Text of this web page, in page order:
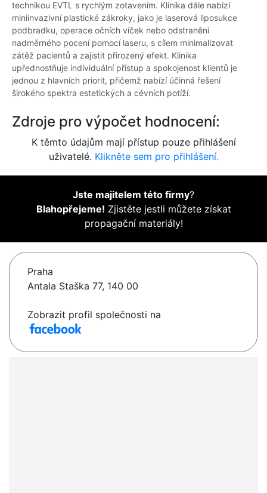
technikou EVTL s rychlým zotavením. Klinika dále nabízí
miniinvazivní plastické zákroky, jako je laserová liposukce
podbradku, operace očních víček nebo odstranění
nadměrného pocení pomocí laseru, s cílem minimalizovat
zátěž pacientů a zajistit přirozený efekt. Klinika
upřednostňuje individuální přístup a spokojenost klientů je
jednou z hlavních priorit, přičemž nabízí účinná řešení
širokého spektra estetických a cévních potíží.
Zdroje pro výpočet hodnocení:
K těmto údajům mají přístup pouze přihlášení
uživatelé. Klikněte sem pro přihlášení.
Jste majitelem této firmy?
Blahopřejeme! Zjistěte jestli můžete získat
propagační materiály!
Praha
Antala Staška 77, 140 00
Zobrazit profil společnosti na